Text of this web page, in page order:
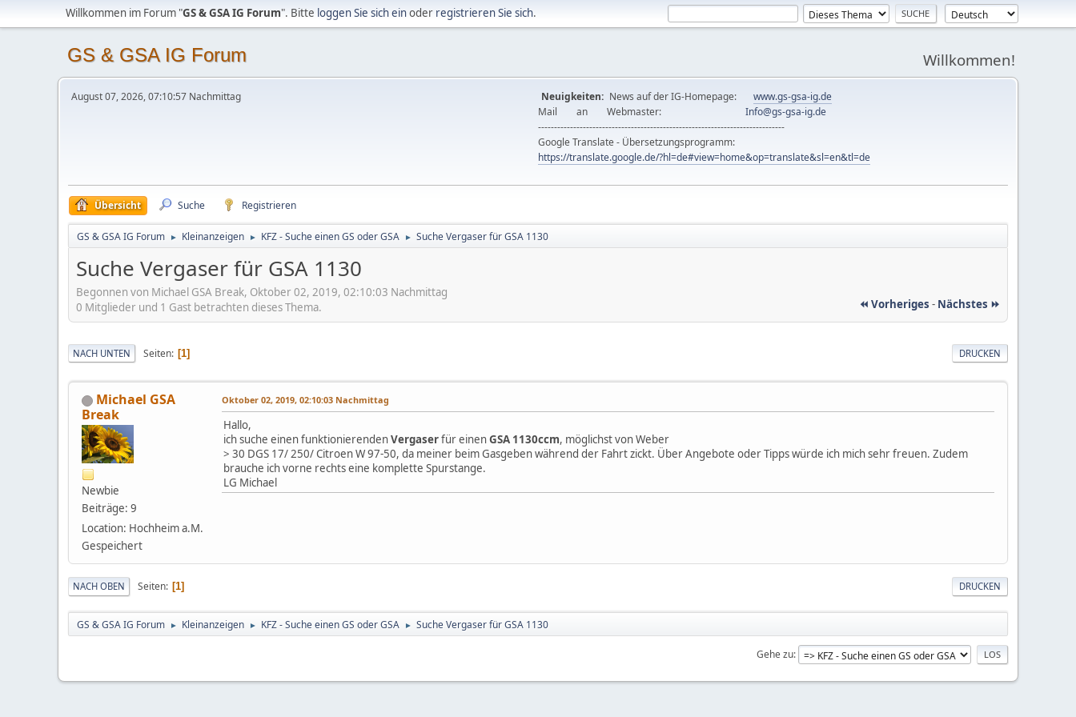
Willkommen im Forum "GS & GSA IG Forum". Bitte loggen Sie sich einoder registrieren Sie sich.
GS & GSA IG Forum Willkommen!
August 07, 2026, 07:10:57 Nachmittag Neuigkeiten: News auf der IG-Homepage: www.gs-gsa-ig.de
Mail an Webmaster: Info@gs-gsa-ig.de
-----------------------------------------------------------------------------
Google Translate - Übersetzungsprogramm:
https://translate.google.de/?hl=de#view=home&op=translate&sl=en&tl=de
Übersicht Suche Registrieren
GS & GSA IG Forum ► Kleinanzeigen ► KFZ - Suche einen GS oder GSA ► Suche Vergaser für GSA 1130
Suche Vergaser für GSA 1130
Begonnen von Michael GSA Break, Oktober 02, 2019, 02:10:03 Nachmittag
⏪ Vorheriges - Nächstes ⏩
0 Mitglieder und 1 Gast betrachten dieses Thema.
DRUCKEN
NACH UNTEN Seiten 1
Michael GSA
Break
Newbie
Beiträge: 9
Location: Hochheim a.M.
Gespeichert
Oktober 02, 2019, 02:10:03 Nachmittag
Hallo,
ich suche einen funktionierendenVergaserfür einenGSA 1130ccm, möglichst von Weber
> 30 DGS 17/ 250/ Citroen W 97-50, da meiner beim Gasgeben während der Fahrt zickt. Über Angebote oder Tipps würde ich mich sehr freuen. Zudem
brauche ich vorne rechts eine komplette Spurstange.
LG Michael
DRUCKEN
NACH OBEN Seiten 1
GS & GSA IG Forum ► Kleinanzeigen ► KFZ - Suche einen GS oder GSA ► Suche Vergaser für GSA 1130
Gehe zu